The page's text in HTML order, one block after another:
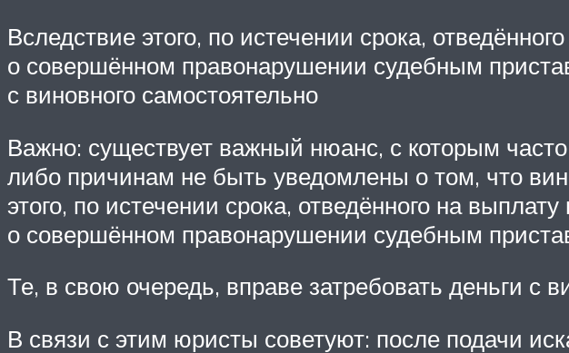
Вследствие этого, по истечении срока,
о совершённом правонарушении судебным
с виновного самостоятельно
Важно: существует важный нюанс, с которым
либо причинам не быть уведомлены о том, что
этого, по истечении срока, отведённого на
о совершённом правонарушении судебным
Те, в свою очередь, вправе затребовать деньги с
В связи с этим юристы советуют: после подачи